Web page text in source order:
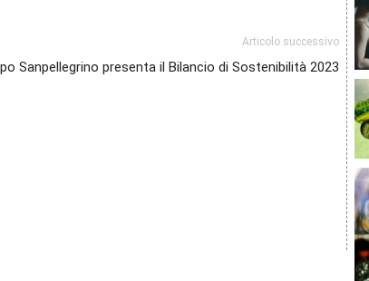
Articolo successivo
Sanpellegrino presenta il Bilancio di Sostenibilità 2023